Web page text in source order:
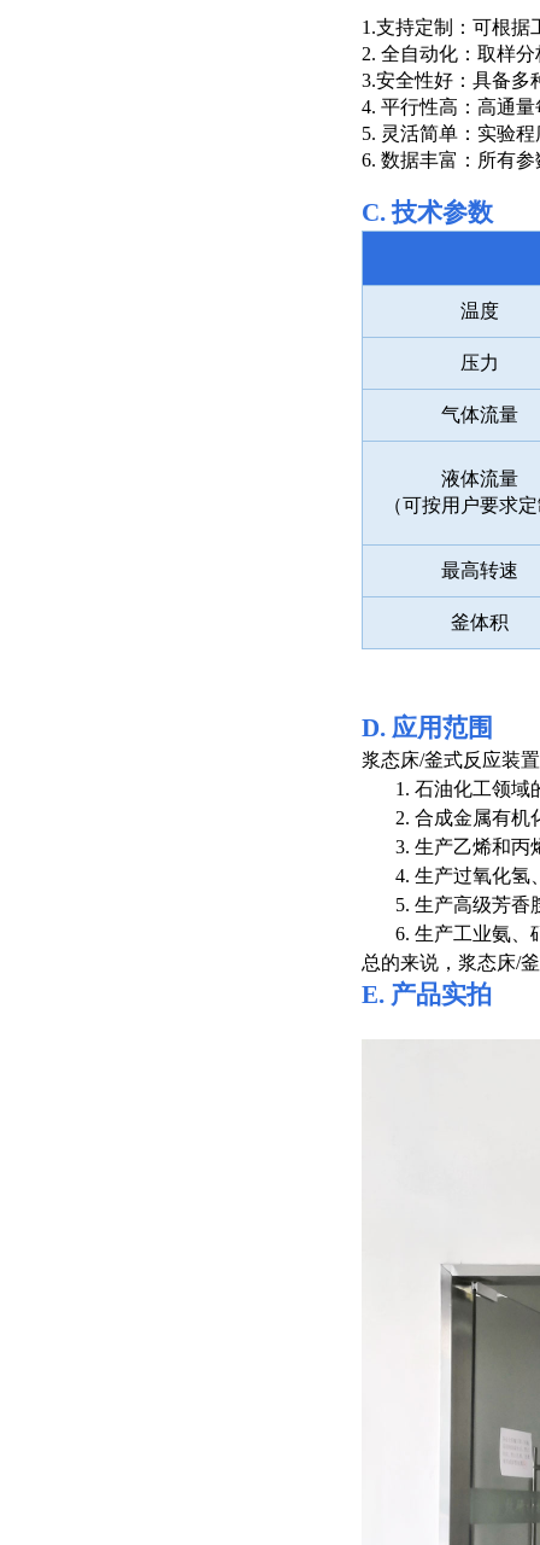
1.支持定制：可根据
2. 全自动化：取样
3.安全性好：具备多
4. 平行性高：高通
5. 灵活简单：实验
6. 数据丰富：所有
C.技术参数
温度
压力
气体流量
液体流量
（可按用户要求
最高转速
釜体积
D. 应用范围
浆态床/釜式反应装
1. 石油化工领域
2. 合成金属有机
3. 生产乙烯和丙
4. 生产过氧化氢
5. 生产高级芳香
6. 生产工业氨、
总的来说，浆态床/
E. 产品实拍